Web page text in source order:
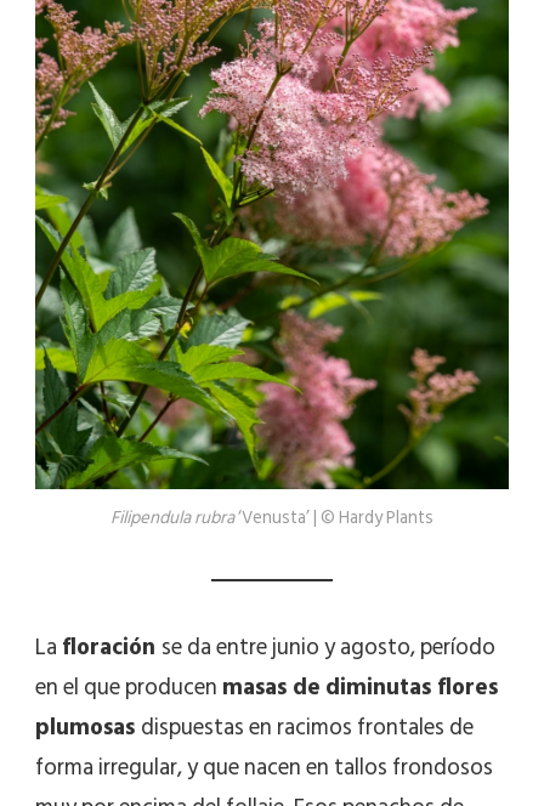
Filipendula rubra‘Venusta’ | © Hardy Plants
Lafloración se da entre junio y agosto, período
en el que producenmasas dediminutas flores
plumosasdispuestas en racimos frontales de
forma irregular, y que nacen en tallos frondosos